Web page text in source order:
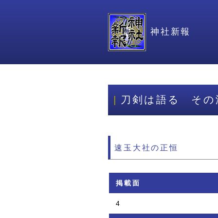
神社新報
刀剣は語る そ
速玉大社の正恒
掲載面
4